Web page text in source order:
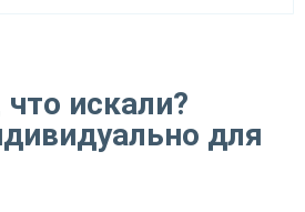
искали?
для